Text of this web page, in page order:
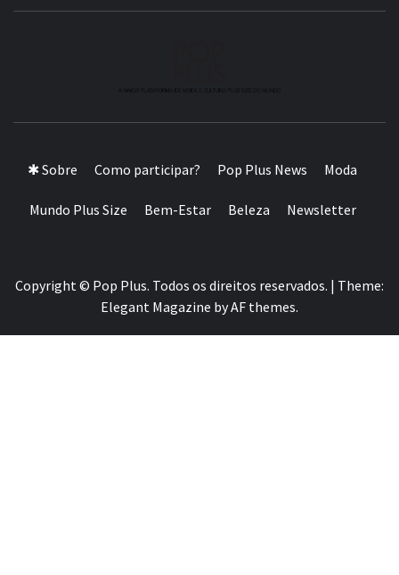
✱ Sobre Como participar? Pop Plus News Moda
Mundo Plus Size Bem-Estar Beleza Newsletter
Copyright © Pop Plus. Todos os direitos reservados. | Theme:
Elegant Magazine byAF themes.